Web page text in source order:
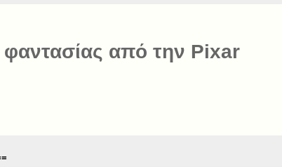
φαντασίας από την Pixar